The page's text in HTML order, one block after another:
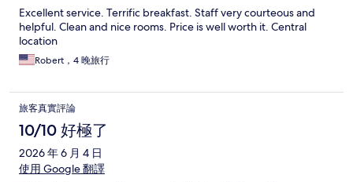
Excellent service. Terrific breakfast. Staff very courteous and
helpful. Clean and nice rooms. Price is well worth it. Central
location
Robert，4 晚旅行
旅客真實評論
10/10 好極了
2026 年 6 月 4 日
使用 Google 翻譯